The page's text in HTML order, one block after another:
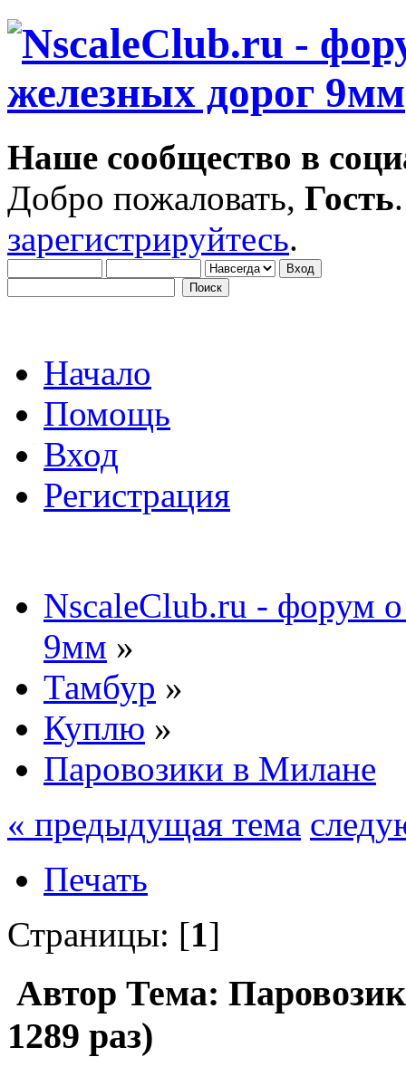
Наше сообщество в
Добро пожаловать, Гость
зарегистрируйтесь.
Начало
Помощь
Вход
Регистрация
NscaleClub.ru - форум
9мм »
Тамбур »
Куплю »
Паровозики в Милане
« предыдущая тема
Печать
Страницы: [1]
Автор Тема:
1289 раз)